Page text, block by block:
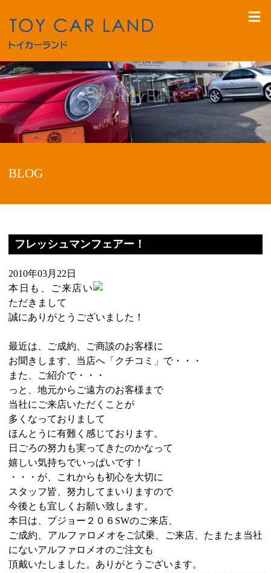
BLOG
フレッシュマンフェアー！
2010年03月22日
本日も、ご来店い
ただきまして
誠にありがとうございました！
最近は、ご成約、ご商談のお客様に
お聞きします、当店へ「クチコミ」で・・・
また、ご紹介で・・・
っと、地元からご遠方のお客様まで
当社にご来店いただくことが
多くなっておりまして
ほんとうに有難く感じております。
日ごろの努力も実ってきたのかなって
嬉しい気持ちでいっぱいです！
・・・が、これからも初心を大切に
スタッフ皆、努力してまいりますので
今後とも宜しくお願い致します。
本日は、プジョー２０６SWのご来店、
ご成約、アルファロメオをご試乗、ご来店、たまたま当社
にないアルファロメオのご注文も
頂戴いたしました。ありがとうございます。